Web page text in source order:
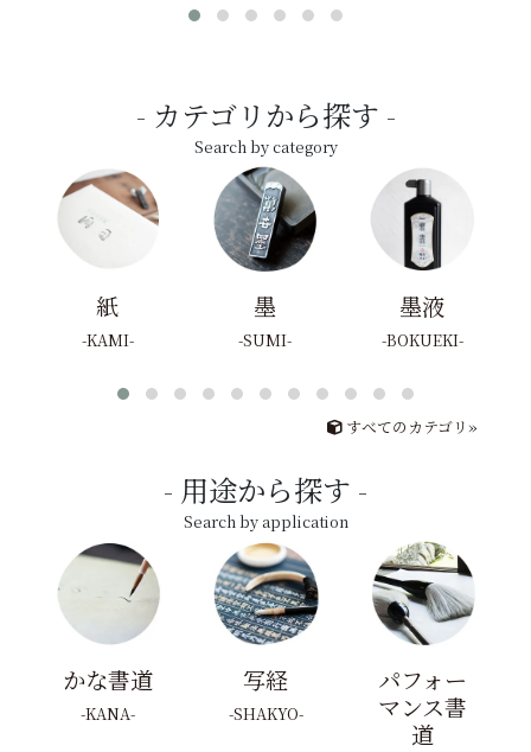
カテゴリから探す
Search by category
紙
KAMI
墨
SUMI
墨液
BOKUEKI
すべてのカテゴリ»
用途から探す
Search by application
かな書道
KANA
写経
SHAKYO
パフォー
マンス書
道